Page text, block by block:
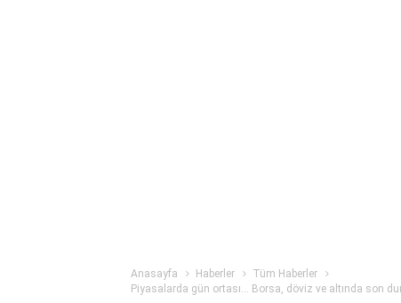
Anasayfa Haberler
Tüm Haberler
Piyasalarda gün ortası... Borsa, döviz ve altında son